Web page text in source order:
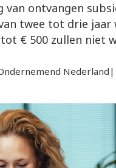
ontvangen
twee tot drie jaar
€ 500 zullen niet